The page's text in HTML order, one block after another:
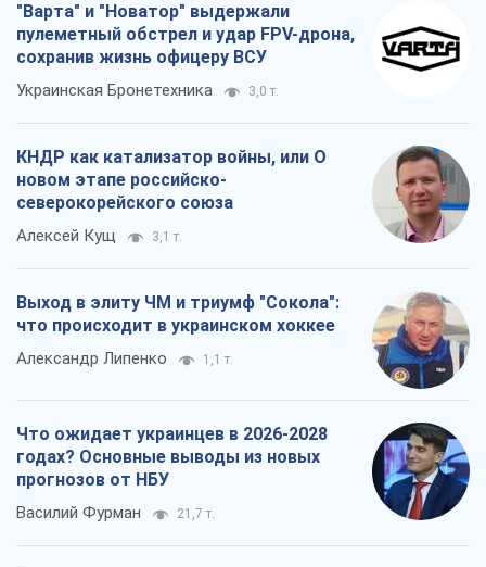
"Варта" и "Новатор" выдержали
пулеметный обстрел и удар FPV-дрона,
сохранив жизнь офицеру ВСУ
Украинская Бронетехника 3,0 т.
КНДР как катализатор войны, или О
новом этапе российско-
северокорейского союза
Алексей Кущ 3,1 т.
Выход в элиту ЧМ и триумф "Сокола":
что происходит в украинском хоккее
Александр Липенко 1,1 т.
Что ожидает украинцев в 2026-2028
годах? Основные выводы из новых
прогнозов от НБУ
Василий Фурман 21,7 т.